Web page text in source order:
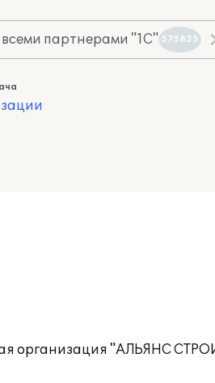
партнерами "1С" 575825
организация "АЛЬЯНС